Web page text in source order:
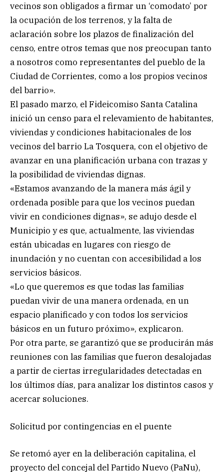
vecinos son obligados a firmar un ‘comodato’ por
la ocupación de los terrenos, y la falta de
aclaración sobre los plazos de finalización del
censo, entre otros temas que nos preocupan tanto
a nosotros como representantes del pueblo de la
Ciudad de Corrientes, como a los propios vecinos
del barrio».
El pasado marzo, el Fideicomiso Santa Catalina
inició un censo para el relevamiento de habitantes,
viviendas y condiciones habitacionales de los
vecinos del barrio La Tosquera, con el objetivo de
avanzar en una planificación urbana con trazas y
la posibilidad de viviendas dignas.
«Estamos avanzando de la manera más ágil y
ordenada posible para que los vecinos puedan
vivir en condiciones dignas», se adujo desde el
Municipio y es que, actualmente, las viviendas
están ubicadas en lugares con riesgo de
inundación y no cuentan con accesibilidad a los
servicios básicos.
«Lo que queremos es que todas las familias
puedan vivir de una manera ordenada, en un
espacio planificado y con todos los servicios
básicos en un futuro próximo», explicaron.
Por otra parte, se garantizó que se producirán más
reuniones con las familias que fueron desalojadas
a partir de ciertas irregularidades detectadas en
los últimos días, para analizar los distintos casos y
acercar soluciones.
Solicitud por contingencias en el puente
Se retomó ayer en la deliberación capitalina, el
proyecto del concejal del Partido Nuevo (PaNu),